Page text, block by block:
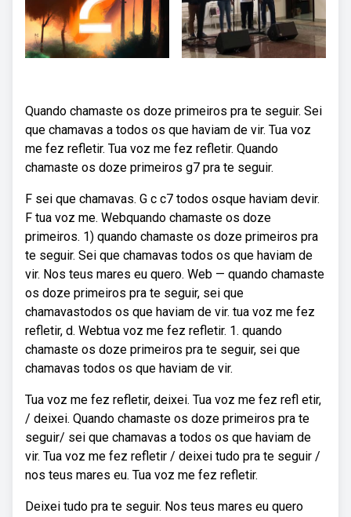
Quando chamaste os doze primeiros pra te seguir. Sei
que chamavas a todos os que haviam de vir. Tua voz
me fez refletir. Tua voz me fez refletir. Quando
chamaste os doze primeiros g7 pra te seguir.
F sei que chamavas. G c c7 todos osque haviam devir.
F tua voz me. Webquando chamaste os doze
primeiros. 1) quando chamaste os doze primeiros pra
te seguir. Sei que chamavas todos os que haviam de
vir. Nos teus mares eu quero. Web — quando chamaste
os doze primeiros pra te seguir, sei que
chamavastodos os que haviam de vir. tua voz me fez
refletir, d. Webtua voz me fez refletir. 1. quando
chamaste os doze primeiros pra te seguir, sei que
chamavas todos os que haviam de vir.
Tua voz me fez refletir, deixei. Tua voz me fez refl etir,
/ deixei. Quando chamaste os doze primeiros pra te
seguir/ sei que chamavas a todos os que haviam de
vir. Tua voz me fez refletir / deixei tudo pra te seguir /
nos teus mares eu. Tua voz me fez refletir.
Deixei tudo pra te seguir. Nos teus mares eu quero